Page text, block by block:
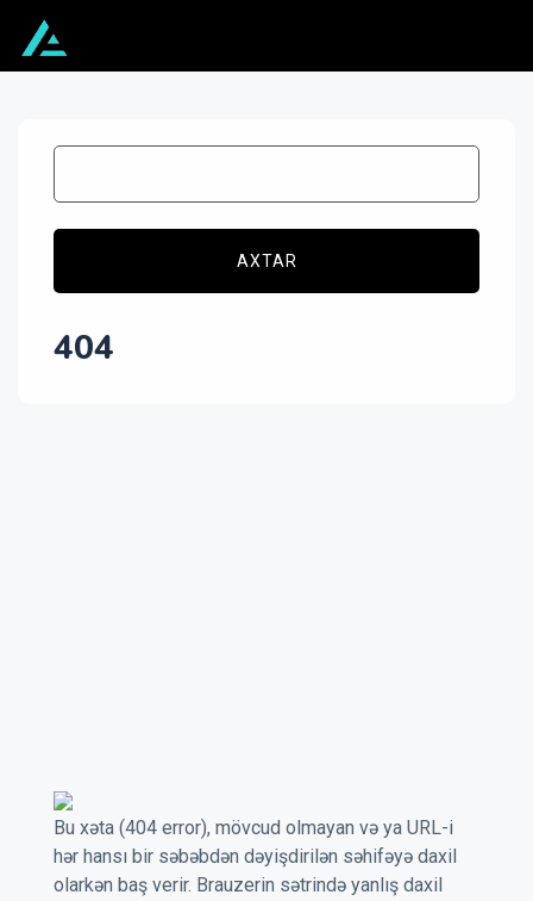
AXTAR
404
Bu xəta (404 error), mövcud olmayan və ya URL-i
hər hansı bir səbəbdən dəyişdirilən səhifəyə daxil
olarkən baş verir. Brauzerin sətrində yanlış daxil